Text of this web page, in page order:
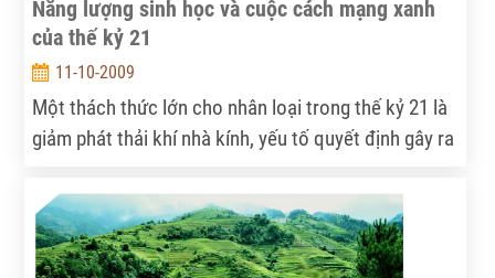
Năng lượng sinh học và cuộc cách mạng xanh
của thế kỷ 21
11-10-2009
Một thách thức lớn cho nhân loại trong thế kỷ 21 là
giảm phát thải khí nhà kính, yếu tố quyết định gây ra
được một nguồn năng lượng sạch, rẻ, dồi dào để
thay thế cho nguồn nhiên liệu hóa thạch, được coi là
bẩn và đang được dự báo là sẽ cạn kiệt trong nay